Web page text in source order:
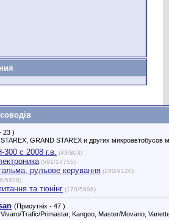
23 )
GRAND STAREX и других микроавтобусов
с 2008 г.в. (43/803)
(591/14755)
рульове керування (280/9120)
5938)
та тюнінг (170/5898)
(Присутніх - 47 )
Trafic/Primastar, Kangoo, Master/Movano, Vanette